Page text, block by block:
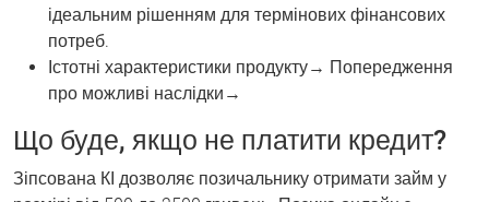
ідеальним рішенням для термінових фінансових
потреб.
Істотні характеристики продукту→ Попередження
про можливі наслідки→
Що буде, якщо не платити кредит?
Зіпсована КІ дозволяє позичальнику отримати займ у